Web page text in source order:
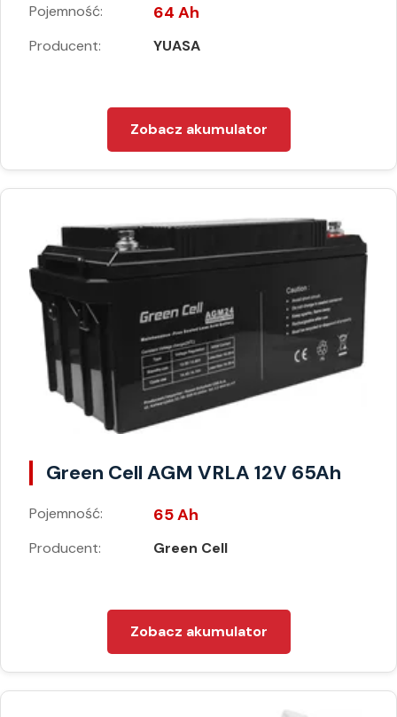
Pojemność: 64 Ah
Producent: YUASA
Zobacz akumulator
Green Cell AGM VRLA 12V 65Ah
Pojemność: 65 Ah
Producent: Green Cell
Zobacz akumulator